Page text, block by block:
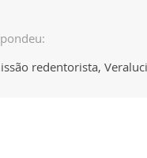
redentorista,